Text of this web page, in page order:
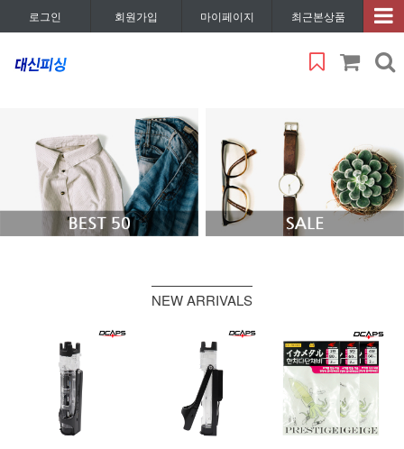
로그인 회원가입 마이페이지 최근본상품
NEW ARRIVALS